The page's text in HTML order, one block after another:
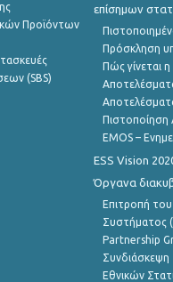
Προϊόντων
(SBS)
επίσημων
Πρόσκληση
Πώς γίνεται
Πιστοποίηση
EMOS –
ESS Vision
Όργανα
Επιτροπή
Συστήματος
Partnership
Εθνικών